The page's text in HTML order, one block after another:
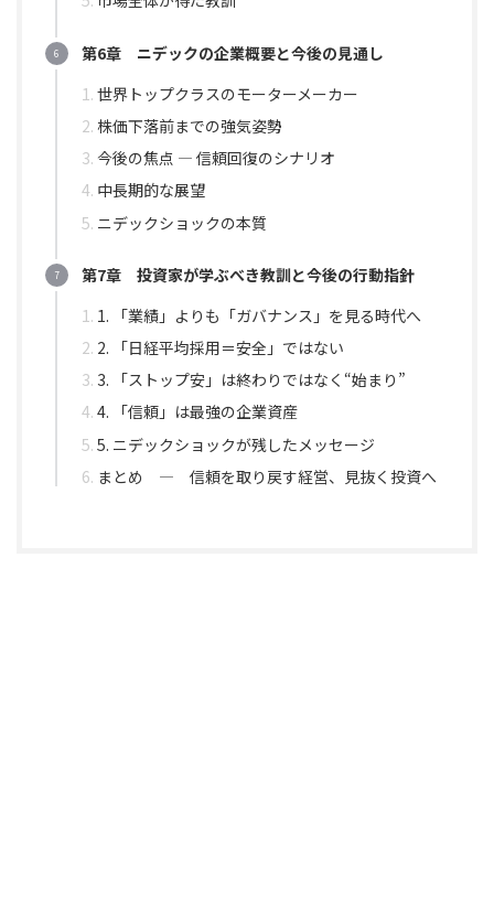
第6章 ニデックの企業概要と今後の見通し
世界トップクラスのモーターメーカー
株価下落前までの強気姿勢
今後の焦点 ― 信頼回復のシナリオ
中長期的な展望
ニデックショックの本質
第7章 投資家が学ぶべき教訓と今後の行動指針
1. 「業績」よりも「ガバナンス」を見る時代へ
2. 「日経平均採用＝安全」ではない
3. 「ストップ安」は終わりではなく“始まり”
4. 「信頼」は最強の企業資産
5. ニデックショックが残したメッセージ
まとめ ― 信頼を取り戻す経営、見抜く投資へ